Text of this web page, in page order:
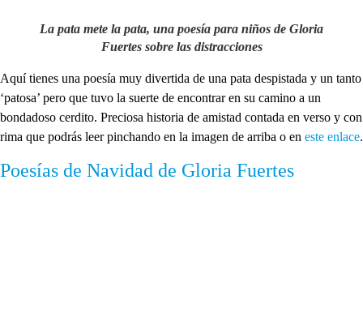
La pata mete la pata, una poesía para niños de Gloria
Fuertes sobre las distracciones
Aquí tienes una poesía muy divertida de una pata despistada y un tanto
‘patosa’ pero que tuvo la suerte de encontrar en su camino a un
bondadoso cerdito. Preciosa historia de amistad contada en verso y con
rima que podrás leer pinchando en la imagen de arriba o en este enlace.
Poesías de Navidad de Gloria Fuertes